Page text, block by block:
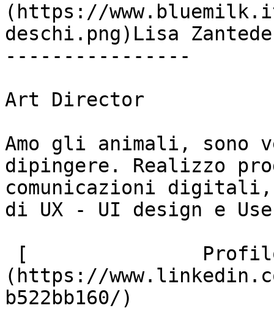
(https://
deschi.png)Lisa
----------------
Art Director
Amo gli animali, sono
dipingere. Realizzo
comunicazioni
di UX - UI design e
(https://
b522bb160/)